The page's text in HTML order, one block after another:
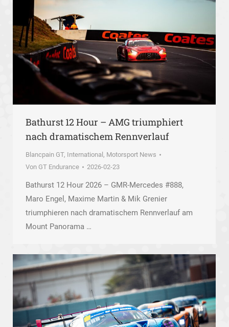
Bathurst 12 Hour – AMG triumphiert
nach dramatischem Rennverlauf
Blancpain GT, International , Motorsport News
Von GT Endurance 2026-02-23
Bathurst 12 Hour 2026 – GMR-Mercedes #888,
Maro Engel, Maxime Martin & Mik Grenier
triumphieren nach dramatischem Rennverlauf am
Mount Panorama …